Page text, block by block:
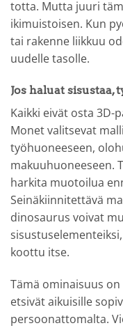
totta. Mutta juuri
ikimuistoisen. Kun
tai rakenne liikkuu
uudelle tasolle.
Jos haluat
Kaikki eivät osta 3D-
Monet valitsevat
työhuoneeseen,
makuuhuoneeseen.
harkita muotoilua
Seinäkiinnitettävä
dinosaurus voivat
koottu itse.
Tämä ominaisuus
etsivät aikuisille
persoonattomalta.